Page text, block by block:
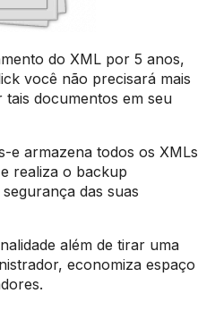
do XML por 5 anos,
você não precisará mais
documentos em seu
e armazena todos os XMLs
realiza o backup
das suas
além de tirar uma
economiza espaço